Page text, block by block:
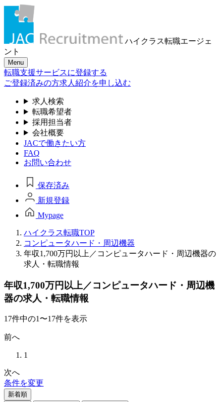
ハイクラス転職エージェ
ント
Menu
転職支援サービスに登録する
ご登録済みの方求人紹介を申し込む
求人検索
転職希望者
採用担当者
会社概要
JACで働きたい方
FAQ
お問い合わせ
保存済み
新規登録
Mypage
ハイクラス転職TOP
コンピュータハード・周辺機器
年収1,700万円以上／コンピュータハード・周辺機器の
求人・転職情報
年収1,700万円以上／コンピュータハード・周辺機
器の求人・転職情報
17件中の1〜17件を表示
前へ
1
次へ
条件を変更
新着順